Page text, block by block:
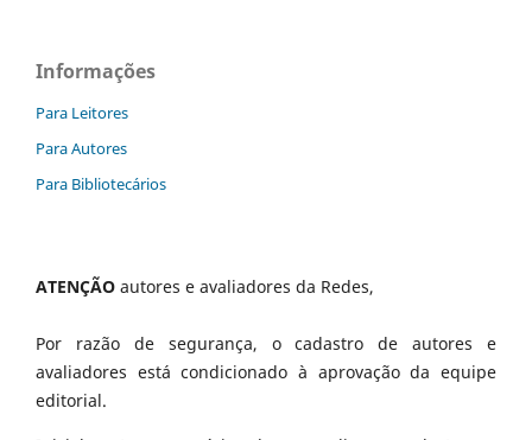
Informações
Para Leitores
Para Autores
Para Bibliotecários
ATENÇÃO autores e avaliadores da Redes,
Por razão de segurança, o cadastro de autores e
avaliadores está condicionado à aprovação da equipe
editorial.